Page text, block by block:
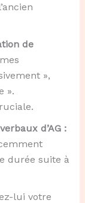
de
»,
».
d’AG :
durée suite à
lui votre